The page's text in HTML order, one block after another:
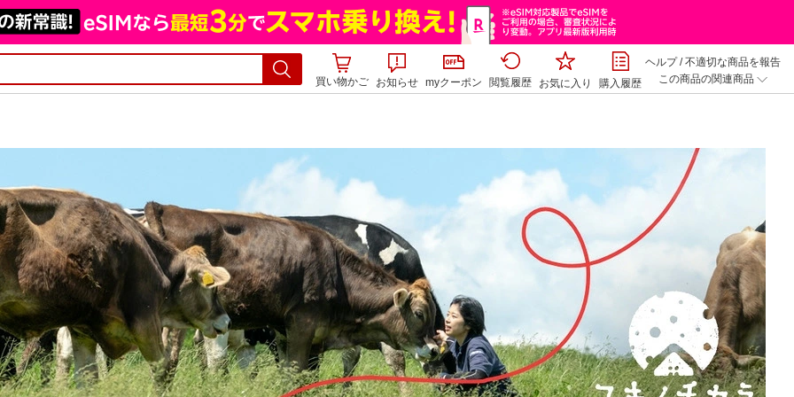
買い物かご お知らせ myクーポン 閲覧履歴 お気に入り 購入履歴
ヘルプ/不適切な商品を報告
この商品の関連商品